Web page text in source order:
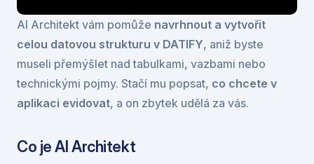
AI Architekt vám pomůže navrhnout a vytvořit
celou datovou strukturu v DATIFY, aniž byste
museli přemýšlet nad tabulkami, vazbami nebo
technickými pojmy. Stačí mu popsat, co chcete v
aplikaci evidovat, a on zbytek udělá za vás.
Co je AI Architekt